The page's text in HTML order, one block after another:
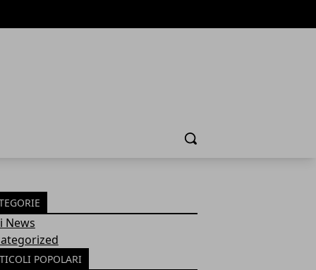
Cerca
News
POPOLARI